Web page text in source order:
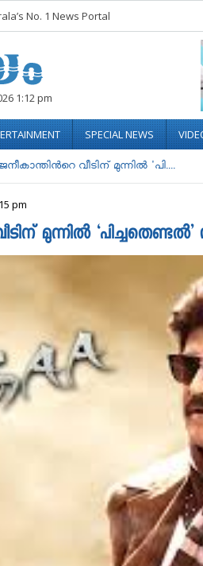
No. 1 News Portal
1:12 pm
SPECIAL NEWS
വീടിന് മുന്നില്‍ 'പി....
pm
മുന്നില്‍